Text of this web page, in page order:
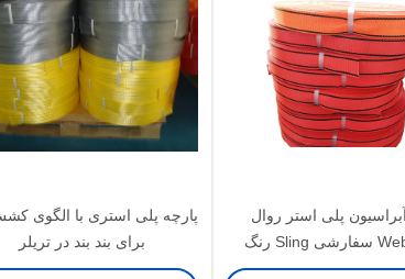
پلی استر روال
Webbing سفارشی Sling رنگ
ضریب ایمنی بالا
پارچه پلی استری با الگوی
برای بند بند در تریلر